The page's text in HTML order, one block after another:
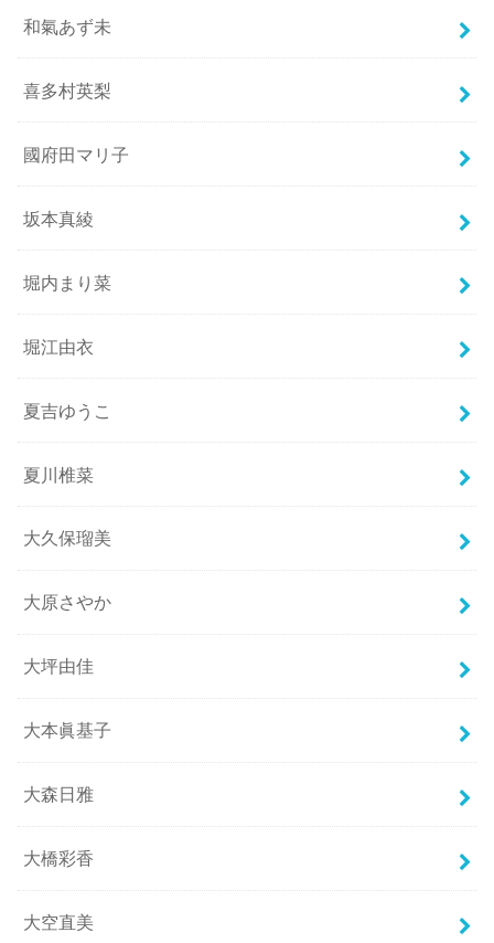
和氣あず未
喜多村英梨
國府田マリ子
坂本真綾
堀内まり菜
堀江由衣
夏吉ゆうこ
夏川椎菜
大久保瑠美
大原さやか
大坪由佳
大本眞基子
大森日雅
大橋彩香
大空直美